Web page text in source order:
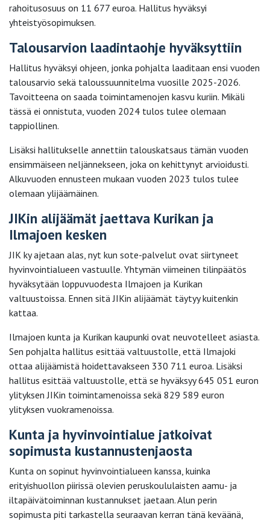
rahoitusosuus on 11 677 euroa. Hallitus hyväksyi
yhteistyösopimuksen.
Talousarvion laadintaohje hyväksyttiin
Hallitus hyväksyi ohjeen, jonka pohjalta laaditaan ensi vuoden
talousarvio sekä taloussuunnitelma vuosille 2025-2026.
Tavoitteena on saada toimintamenojen kasvu kuriin. Mikäli
tässä ei onnistuta, vuoden 2024 tulos tulee olemaan
tappiollinen.
Lisäksi hallitukselle annettiin talouskatsaus tämän vuoden
ensimmäiseen neljännekseen, joka on kehittynyt arvioidusti.
Alkuvuoden ennusteen mukaan vuoden 2023 tulos tulee
olemaan ylijäämäinen.
JIKin alijäämät jaettava Kurikan ja
Ilmajoen kesken
JIK ky ajetaan alas, nyt kun sote-palvelut ovat siirtyneet
hyvinvointialueen vastuulle. Yhtymän viimeinen tilinpäätös
hyväksytään loppuvuodesta Ilmajoen ja Kurikan
valtuustoissa. Ennen sitä JIKin alijäämät täytyy kuitenkin
kattaa.
Ilmajoen kunta ja Kurikan kaupunki ovat neuvotelleet asiasta.
Sen pohjalta hallitus esittää valtuustolle, että Ilmajoki
ottaa alijäämistä hoidettavakseen 330 711 euroa. Lisäksi
hallitus esittää valtuustolle, että se hyväksyy 645 051 euron
ylityksen JIKin toimintamenoissa sekä 829 589 euron
ylityksen vuokramenoissa.
Kunta ja hyvinvointialue jatkoivat
sopimusta kustannustenjaosta
Kunta on sopinut hyvinvointialueen kanssa, kuinka
erityishuollon piirissä olevien peruskoululaisten aamu- ja
iltapäivätoiminnan kustannukset jaetaan. Alun perin
sopimusta piti tarkastella seuraavan kerran tänä keväänä,